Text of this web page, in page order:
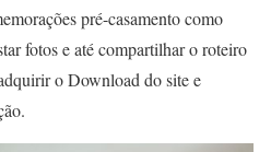
pré-casamento como
fotos e até compartilhar o roteiro
o Download do site e